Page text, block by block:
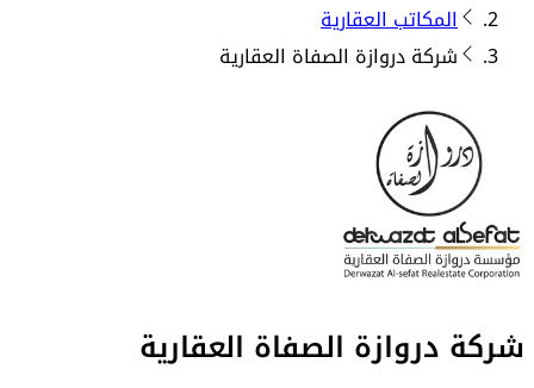
المكاتب العقارية
شركة دروازة الصفاة العقارية
شركة دروازة الصفاة العقارية